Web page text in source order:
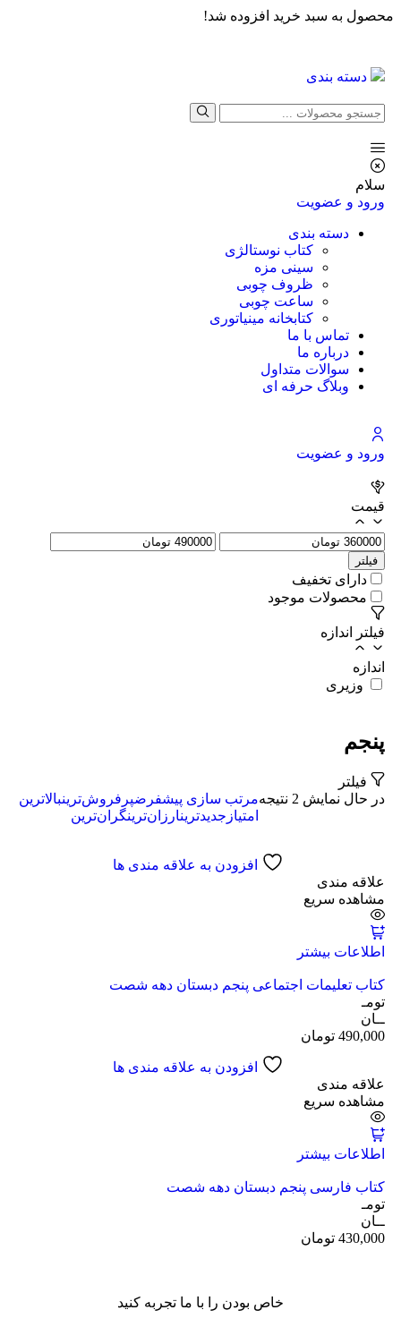
محصول به سبد خرید افزوده شد!
دسته بندی
سلام
ورود و عضویت
دسته بندی
کتاب نوستالژی
سینی مزه
ظروف چوبی
ساعت چوبی
کتابخانه مینیاتوری
تماس با ما
درباره ما
سوالات متداول
وبلاگ حرفه ای
ورود و عضویت
قیمت
فیلتر
دارای تخفیف
محصولات موجود
فیلتر اندازه
اندازه
وزیری
پنجم
فیلتر
در حال نمایش 2 نتیجه
مرتب سازی پیشفرضپرفروش‌ترینبالاترین
امتیاز جدیدترینارزان‌ترینگران‌ترین
افزودن به علاقه مندی ها
علاقه مندی
مشاهده سریع
اطلاعات بیشتر
کتاب تعلیمات اجتماعی پنجم دبستان دهه شصت
تومـ
ــان
490,000 تومان
افزودن به علاقه مندی ها
علاقه مندی
مشاهده سریع
اطلاعات بیشتر
کتاب فارسی پنجم دبستان دهه شصت
تومـ
ــان
430,000 تومان
خاص بودن را با ما تجربه کنید